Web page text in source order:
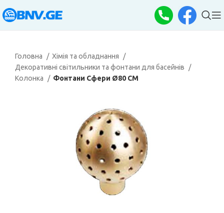
Головна
Хімія та обладнання
Декоративні світильники та фонтани для басейнів
Колонка
Фонтани Сфери Ø80 СМ